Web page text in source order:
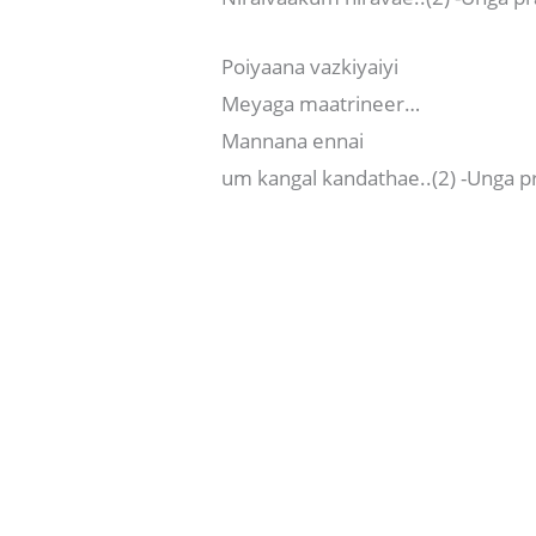
Poiyaana vazkiyaiyi
Meyaga maatrineer…
Mannana ennai
um kangal kandathae..(2) -Unga